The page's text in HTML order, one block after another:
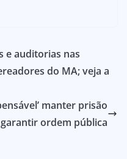
e auditorias nas
do MA; veja a
manter prisão
ordem pública